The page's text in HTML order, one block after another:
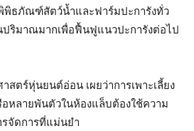
พิธภัณฑ์สัตว์น้ำและฟาร์มปะการังทั่ว
ปริมาณมากเพื่อฟื้นฟูแนวปะการังต่อไป
สตร์หุ่นยนต์อ่อน เผยว่าการเพาะเลี้ยง
หลายพันตัวในห้องแล็บต้องใช้ความ
จัดการที่แม่นยำ